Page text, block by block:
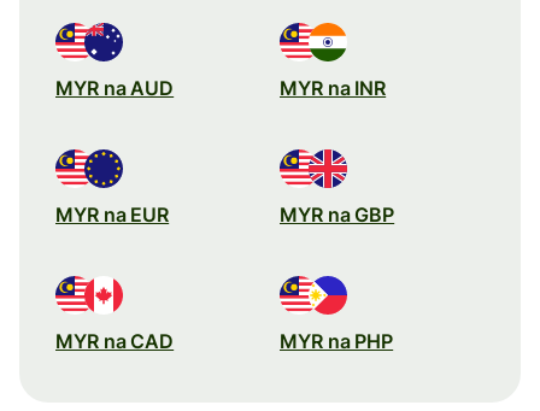
MYR na AUD MYR na INR
MYR na EUR MYR na GBP
MYR na CAD MYR na PHP